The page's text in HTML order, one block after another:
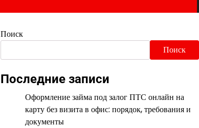
Поиск
Поиск
Последние записи
Оформление займа под залог ПТС онлайн на
карту без визита в офис: порядок, требования и
документы